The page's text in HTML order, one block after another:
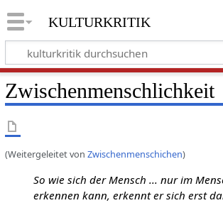
kulturkritik
Zwischenmenschlichkeit
(Weitergeleitet von Zwischenmenschichen)
So wie sich der Mensch ... nur im
erkennen kann, erkennt er sich erst